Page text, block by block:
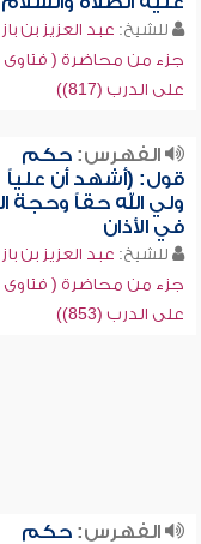
للشيخ: عبد العزيز بن باز
جزء من محاضرة ( فتاوى
على الدرب (817))
الفهرس:حكم
قول: (أشهد أن علياً
ولي الله حقاً وحجة
في الأذان
للشيخ: عبد العزيز بن باز
جزء من محاضرة ( فتاوى
على الدرب (853))
الفهرس:حكم